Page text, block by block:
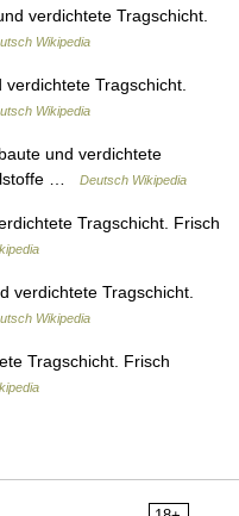
verdichtete Tragschicht.
Wikipedia
Tragschicht.
Wikipedia
und verdichtete
…
Deutsch Wikipedia
Tragschicht. Frisch
verdichtete Tragschicht.
Wikipedia
Tragschicht. Frisch